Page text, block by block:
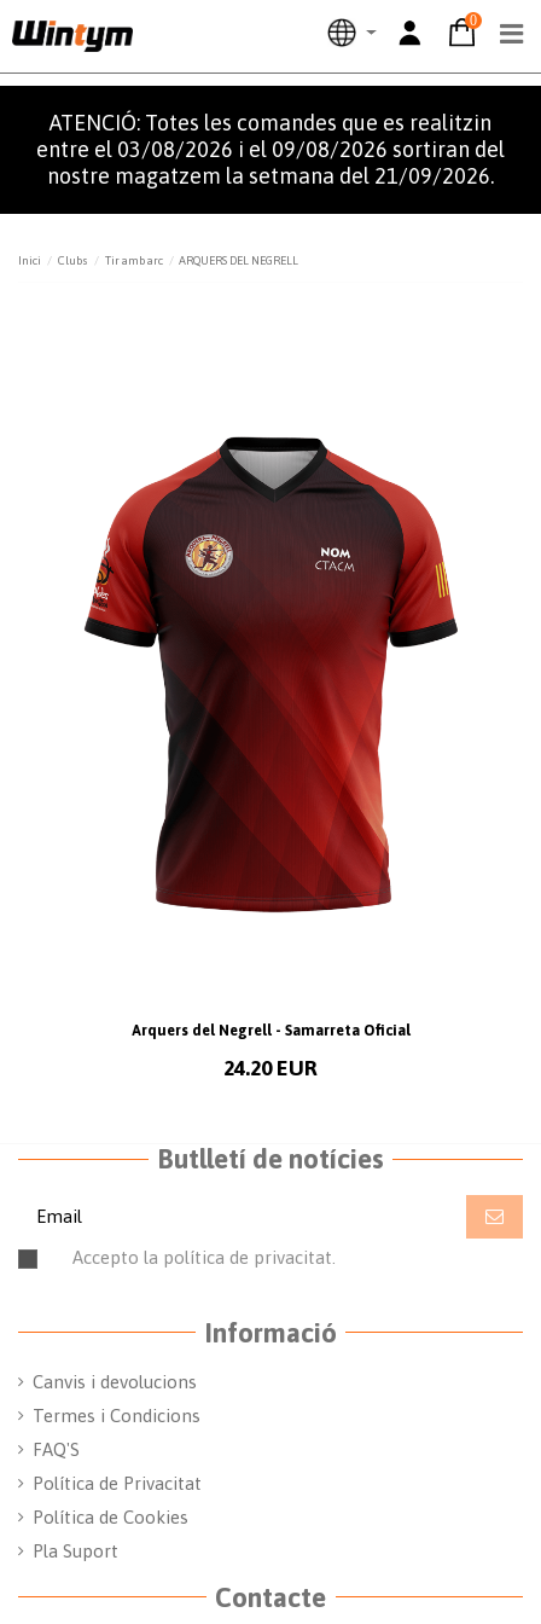
0
ATENCIÓ: Totes les comandes que es realitzin
entre el 03/08/2026 i el 09/08/2026 sortiran del
nostre magatzem la setmana del 21/09/2026.
Inici Clubs Tir amb arc ARQUERS DEL NEGRELL
Arquers del Negrell - Samarreta Oficial
24.20 EUR
Butlletí de notícies
Accepto la política de privacitat.
Informació
Canvis i devolucions
Termes i Condicions
FAQ'S
Política de Privacitat
Política de Cookies
Pla Suport
Contacte